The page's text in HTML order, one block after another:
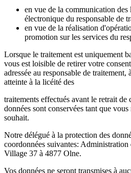
en vue de la communication
électronique du responsable de
en vue de la réalisation
promotion sur les services du
Lorsque le traitement est uniquement
vous est loisible de retirer votre
adressée au responsable de
atteinte à la licéité des
traitements effectués avant le retrait de
données sont conservées tant que
souhait.
Notre délégué à la protection des
coordonnées suivantes:
Village 37 à 4877 Olne.
Vos données ne seront transmises à